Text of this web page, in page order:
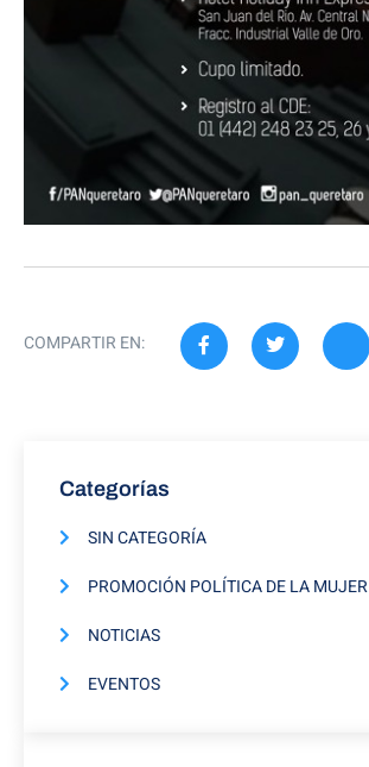
COMPARTIR EN:
Categorías
SIN CATEGORÍA
PROMOCIÓN POLÍTICA DE LA MUJER
NOTICIAS
EVENTOS